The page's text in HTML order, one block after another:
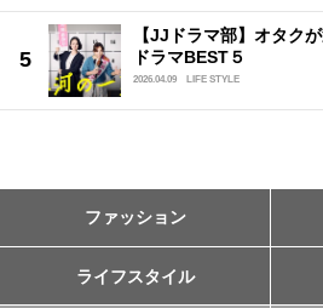
【JJドラマ部】オタク
ドラマBEST５
2026.04.09 LIFE STYLE
ファッション
ライフスタイル